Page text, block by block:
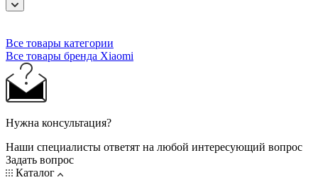
Все товары категории
Все товары бренда Xiaomi
Нужна консультация?
Наши специалисты ответят на любой интересующий вопрос
Задать вопрос
Каталог